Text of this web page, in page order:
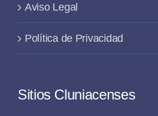
Aviso Legal
Política de Privacidad
Sitios Cluniacenses